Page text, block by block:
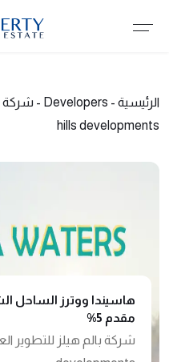
الرئيسية -
Developers
-
hills developments
مقدم 5%